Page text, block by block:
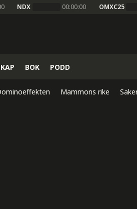
NDX 00:00:00 OMXC25
BOK PODD
Mammons rike